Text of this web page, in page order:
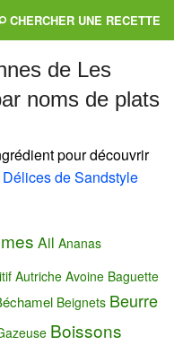
CHERCHER UNE RECETTE
de Les
noms de plats
pour découvrir
de Sandstyle
Ail Ananas
Autriche Avoine Baguette
Beignets Beurre
Boissons